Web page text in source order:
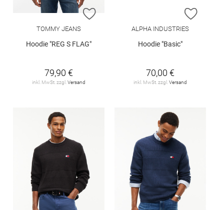
ZUR WUNSCHLISTE HINZUFÜGEN
TOMMY JEANS
Hoodie "REG S FLAG"
79,90 €
inkl. MwSt. zzgl. Versand
ZUR
ALPHA INDUSTRIES
Hoodie "Basic"
70,00 €
inkl. MwSt. zzgl. Versand